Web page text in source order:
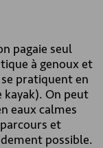
pagaie seul
à genoux et
pratiquent en
kayak). On peut
eaux calmes
et
possible.